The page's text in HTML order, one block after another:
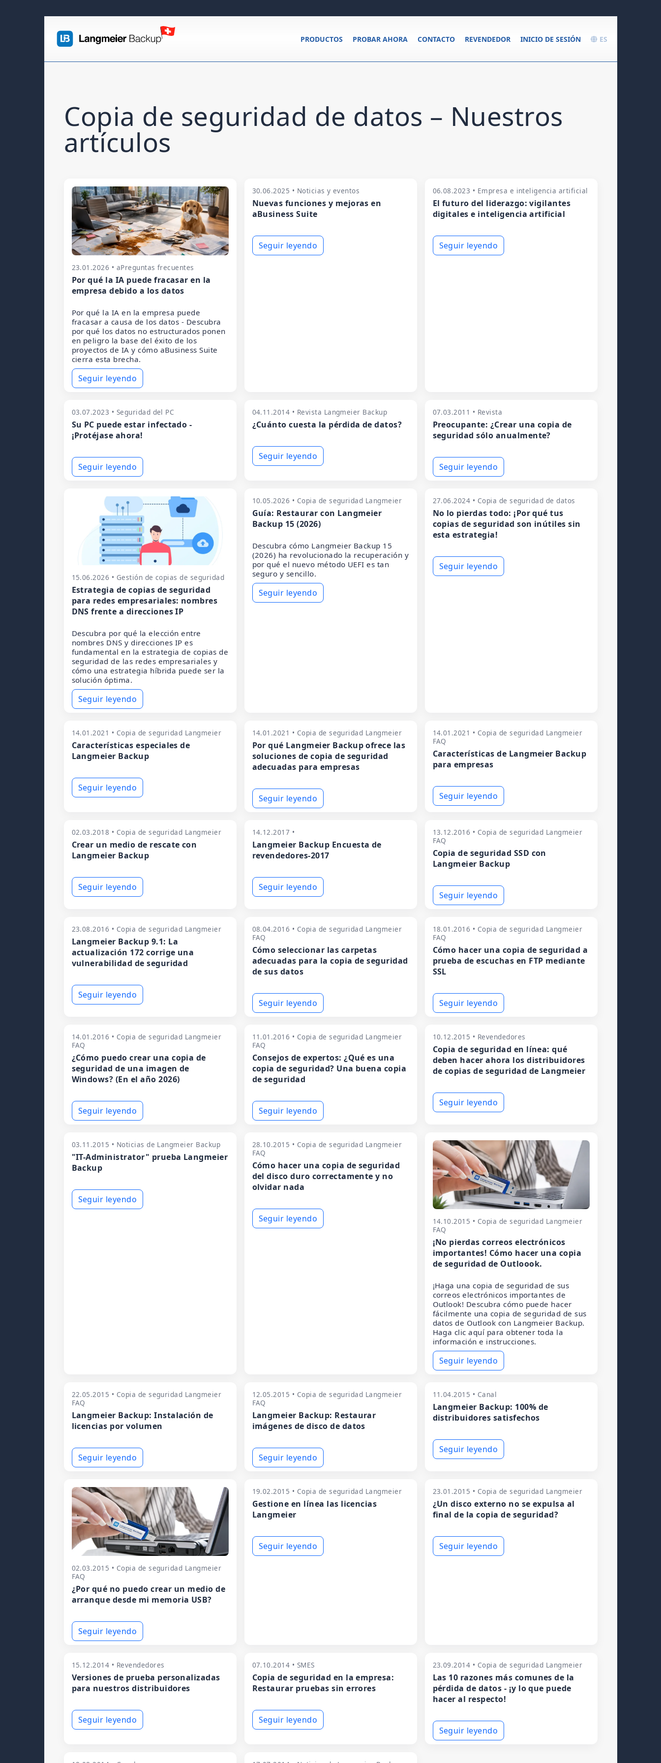
ES
INICIO DE SESIÓN
REVENDEDOR
CONTACTO
PROBAR AHORA
PRODUCTOS
Copia de seguridad de datos – Nuestros
artículos
23.01.2026 • aPreguntas frecuentes
Por qué la IA puede fracasar en la
empresa debido a los datos
Por qué la IA en la empresa puede
fracasar a causa de los datos - Descubra
por qué los datos no estructurados ponen
en peligro la base del éxito de los
proyectos de IA y cómo aBusiness Suite
cierra esta brecha.
Seguir leyendo
30.06.2025 • Noticias y eventos
Nuevas funciones y mejoras en
aBusiness Suite
Seguir leyendo
06.08.2023 • Empresa e inteligencia artificial
El futuro del liderazgo: vigilantes
digitales e inteligencia artificial
Seguir leyendo
03.07.2023 • Seguridad del PC
Su PC puede estar infectado -
¡Protéjase ahora!
Seguir leyendo
04.11.2014 • Revista Langmeier Backup
¿Cuánto cuesta la pérdida de datos?
Seguir leyendo
07.03.2011 • Revista
Preocupante: ¿Crear una copia de
seguridad sólo anualmente?
Seguir leyendo
15.06.2026 • Gestión de copias de seguridad
Estrategia de copias de seguridad
para redes empresariales: nombres
DNS frente a direcciones IP
Descubra por qué la elección entre
nombres DNS y direcciones IP es
fundamental en la estrategia de copias de
seguridad de las redes empresariales y
cómo una estrategia híbrida puede ser la
solución óptima.
Seguir leyendo
10.05.2026 • Copia de seguridad Langmeier
Guía: Restaurar con Langmeier
Backup 15 (2026)
Descubra cómo Langmeier Backup 15
(2026) ha revolucionado la recuperación y
por qué el nuevo método UEFI es tan
seguro y sencillo.
Seguir leyendo
27.06.2024 • Copia de seguridad de datos
No lo pierdas todo: ¡Por qué tus
copias de seguridad son inútiles sin
esta estrategia!
Seguir leyendo
14.01.2021 • Copia de seguridad Langmeier
Características especiales de
Langmeier Backup
Seguir leyendo
14.01.2021 • Copia de seguridad Langmeier
Por qué Langmeier Backup ofrece las
soluciones de copia de seguridad
adecuadas para empresas
Seguir leyendo
14.01.2021 • Copia de seguridad Langmeier
FAQ
Características de Langmeier Backup
para empresas
Seguir leyendo
02.03.2018 • Copia de seguridad Langmeier
Crear un medio de rescate con
Langmeier Backup
Seguir leyendo
14.12.2017 •
Langmeier Backup Encuesta de
revendedores-2017
Seguir leyendo
13.12.2016 • Copia de seguridad Langmeier
FAQ
Copia de seguridad SSD con
Langmeier Backup
Seguir leyendo
23.08.2016 • Copia de seguridad Langmeier
Langmeier Backup 9.1: La
actualización 172 corrige una
vulnerabilidad de seguridad
Seguir leyendo
08.04.2016 • Copia de seguridad Langmeier
FAQ
Cómo seleccionar las carpetas
adecuadas para la copia de seguridad
de sus datos
Seguir leyendo
18.01.2016 • Copia de seguridad Langmeier
FAQ
Cómo hacer una copia de seguridad a
prueba de escuchas en FTP mediante
SSL
Seguir leyendo
14.01.2016 • Copia de seguridad Langmeier
FAQ
¿Cómo puedo crear una copia de
seguridad de una imagen de
Windows? (En el año 2026)
Seguir leyendo
11.01.2016 • Copia de seguridad Langmeier
FAQ
Consejos de expertos: ¿Qué es una
copia de seguridad? Una buena copia
de seguridad
Seguir leyendo
10.12.2015 • Revendedores
Copia de seguridad en línea: qué
deben hacer ahora los distribuidores
de copias de seguridad de Langmeier
Seguir leyendo
03.11.2015 • Noticias de Langmeier Backup
"IT-Administrator" prueba Langmeier
Backup
Seguir leyendo
28.10.2015 • Copia de seguridad Langmeier
FAQ
Cómo hacer una copia de seguridad
del disco duro correctamente y no
olvidar nada
Seguir leyendo
14.10.2015 • Copia de seguridad Langmeier
FAQ
¡No pierdas correos electrónicos
importantes! Cómo hacer una copia
de seguridad de Outloook.
¡Haga una copia de seguridad de sus
correos electrónicos importantes de
Outlook! Descubra cómo puede hacer
fácilmente una copia de seguridad de sus
datos de Outlook con Langmeier Backup.
Haga clic aquí para obtener toda la
información e instrucciones.
Seguir leyendo
22.05.2015 • Copia de seguridad Langmeier
FAQ
Langmeier Backup: Instalación de
licencias por volumen
Seguir leyendo
12.05.2015 • Copia de seguridad Langmeier
FAQ
Langmeier Backup: Restaurar
imágenes de disco de datos
Seguir leyendo
11.04.2015 • Canal
Langmeier Backup: 100% de
distribuidores satisfechos
Seguir leyendo
02.03.2015 • Copia de seguridad Langmeier
FAQ
¿Por qué no puedo crear un medio de
arranque desde mi memoria USB?
Seguir leyendo
19.02.2015 • Copia de seguridad Langmeier
Gestione en línea las licencias
Langmeier
Seguir leyendo
23.01.2015 • Copia de seguridad Langmeier
¿Un disco externo no se expulsa al
final de la copia de seguridad?
Seguir leyendo
15.12.2014 • Revendedores
Versiones de prueba personalizadas
para nuestros distribuidores
Seguir leyendo
07.10.2014 • SMES
Copia de seguridad en la empresa:
Restaurar pruebas sin errores
Seguir leyendo
23.09.2014 • Copia de seguridad Langmeier
Las 10 razones más comunes de la
pérdida de datos - ¡y lo que puede
hacer al respecto!
Seguir leyendo